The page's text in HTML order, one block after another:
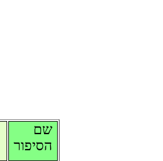
שם
הסיפור